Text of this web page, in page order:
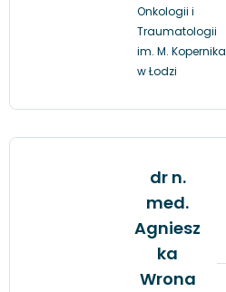
Onkologii i
Traumatologii
im. M. Kopernika
w Łodzi
dr n.
med.
Agniesz
ka
Wrona